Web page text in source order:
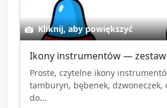
Kliknij, aby powiększyć
Ikony instrumentów —
Proste, czytelne ikony
tamburyn, bębenek, dzwoneczek,
do...